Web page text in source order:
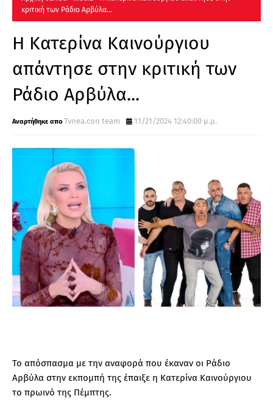
κριτική των Ράδιο Αρβύλα...
Η Κατερίνα Καινούργιου
απάντησε στην κριτική των
Ράδιο Αρβύλα...
Tvnea.con team 11/21/2024 12:40:00 μ.μ.
Το απόσπασμα με την αναφορά που έκαναν οι Ράδιο
Αρβύλα στην εκπομπή της έπαιξε η Κατερίνα Καινούργιου
το πρωινό της Πέμπτης.